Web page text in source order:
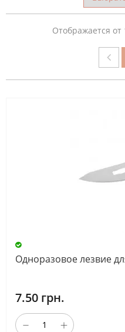
Отображается от
Одноразовое лезвие
7.50 грн.